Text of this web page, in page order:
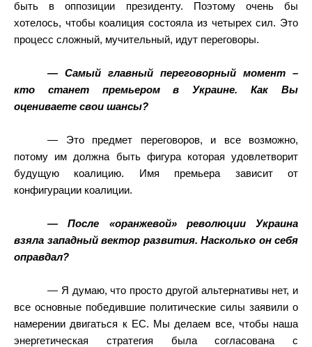
быть в оппозиции президенту. Поэтому очень бы
хотелось, чтобы коалиция состояла из четырех сил. Это
процесс сложный, мучительный, идут переговоры.
— Самый главный переговорный момент –
кто станет премьером в Украине. Как Вы
оцениваете свои шансы?
— Это предмет переговоров, и все возможно,
потому им должна быть фигура которая удовлетворит
будущую коалицию. Имя премьера зависит от
конфигурации коалиции.
— После «оранжевой» революции Украина
взяла западный вектор развития. Насколько он себя
оправдал?
— Я думаю, что просто другой альтернативы нет, и
все основные победившие политические силы заявили о
намерении двигаться к ЕС. Мы делаем все, чтобы наша
энергетическая стратегия была согласована с